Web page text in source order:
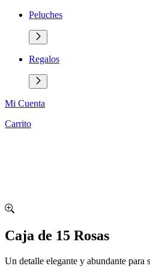
Peluches
Regalos
Mi Cuenta
Carrito
Caja de 15 Rosas
Un detalle elegante y abundante para